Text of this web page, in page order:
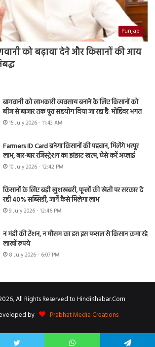
Punjab
को बढ़ावा देने और किसानों की आय
बागवानी को लाभकारी व्यवसाय बनाने के लिए किसानों को
बीज से बाजार तक पूरा सहयोग दिया जा रहा है: मोहिंदर भगत
15 July 2026 - 11:43 AM
Farmers ID Card बनेगा किसानों की पहचान, मिलेंगे भरपूर
लाभ, बार-बार रजिस्ट्रेशन का झंझट खत्म, ऐसे करें अप्लाई
10 July 2026 - 12:42 PM
किसानों के लिए बड़ी खुशखबरी, फूलों की खेती पर सरकार दे
रही 40% सब्सिडी, जानें कैसे मिलेगा लाभ
9 July 2026 - 12:46 PM
न मंडी की टेंशन, न मौसम का डर! इस फसल से किसान कमा रहे
लाखों रुपये
8 July 2026 - 6:07 PM
All Rights Reserved to HindiKhabar.Com
by
Prabhat Media Creations